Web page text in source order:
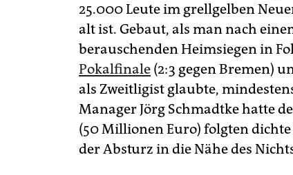
25.000 Leute im grellgelben
alt ist. Gebaut, als man nach
berauschenden Heimsiegen in
Pokalfinale (2:3 gegen Bremen)
als Zweitligist glaubte,
Manager Jörg Schmadtke hatte
(50 Millionen Euro) folgten
der Absturz in die Nähe des